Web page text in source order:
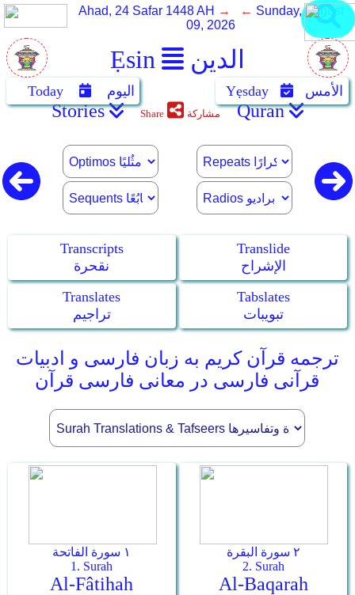
Ẹsin الدين
Ahad, 24 Safar 1448 AH → ← Sunday, August
09, 2026
Today اليوم Yẹsday الأمس
Stories Share مشاركة Quran
Transcripts
نقحرة
Translide
الإشراح
Translates
تراجيم
Tabslates
تبويبات
ترجمه قرآن کریم به زبان فارسی و ادبیات
قرآنی فارسی در معانی فارسی قرآن
١ سورة الفاتحة
1. Surah
Al-Fâtihah
٢ سورة البقرة
2. Surah
Al-Baqarah